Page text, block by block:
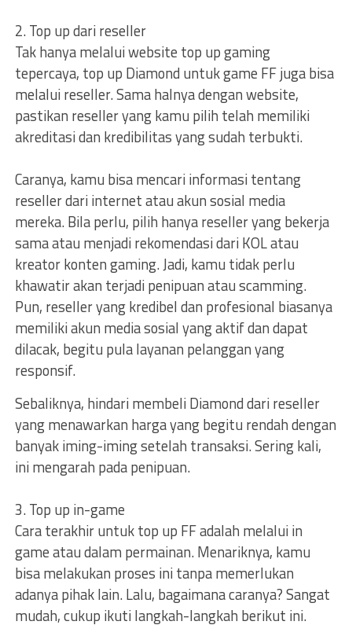
2. Top up dari reseller
Tak hanya melalui website top up gaming
tepercaya, top up Diamond untuk game FF juga bisa
melalui reseller. Sama halnya dengan website,
pastikan reseller yang kamu pilih telah memiliki
akreditasi dan kredibilitas yang sudah terbukti.
Caranya, kamu bisa mencari informasi tentang
reseller dari internet atau akun sosial media
mereka. Bila perlu, pilih hanya reseller yang bekerja
sama atau menjadi rekomendasi dari KOL atau
kreator konten gaming. Jadi, kamu tidak perlu
khawatir akan terjadi penipuan atau scamming.
Pun, reseller yang kredibel dan profesional biasanya
memiliki akun media sosial yang aktif dan dapat
dilacak, begitu pula layanan pelanggan yang
responsif.
Sebaliknya, hindari membeli Diamond dari reseller
yang menawarkan harga yang begitu rendah dengan
banyak iming-iming setelah transaksi. Sering kali,
ini mengarah pada penipuan.
3. Top up in-game
Cara terakhir untuk top up FF adalah melalui in
game atau dalam permainan. Menariknya, kamu
bisa melakukan proses ini tanpa memerlukan
adanya pihak lain. Lalu, bagaimana caranya? Sangat
mudah, cukup ikuti langkah-langkah berikut ini.